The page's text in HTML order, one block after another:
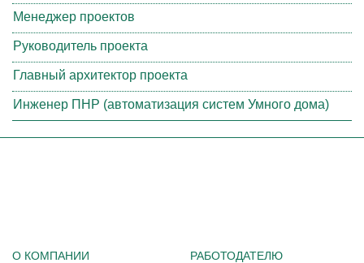
Менеджер проектов
Руководитель проекта
Главный архитектор проекта
Инженер ПНР (автоматизация систем Умного дома)
О КОМПАНИИ РАБОТОДАТЕЛЮ